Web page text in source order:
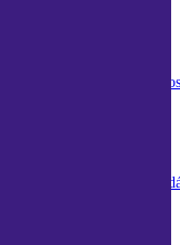
com Benefícios Exclusivos
Guia Completo e